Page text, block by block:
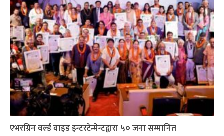
एभरग्रिन वर्ल्ड वाइड इन्टरटेन्मेन्टद्वारा ५० जना सम्मानित